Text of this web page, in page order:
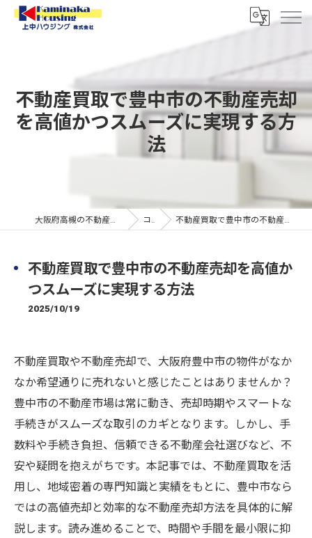
不動産買取で豊中市の不動産売却
を高値かつスムーズに実現する方
法
大阪府高槻の不動産なら上中ハウジング株式会社 コラム 不動産買取で豊中市の不動産売却を高値かつスムーズに実現する方法
不動産買取で豊中市の不動産売却を高値か
つスムーズに実現する方法
2025/10/19
不動産買取や不動産売却で、大阪府豊中市の物件がなか
なか希望通りに売れないと感じたことはありませんか？
豊中市の不動産市場は常に動き、売却時期やスマートな
手続きがスムーズな取引のカギとなります。しかし、手
数料や手続き負担、信頼できる不動産会社選びなど、不
安や疑問を抱えがちです。本記事では、不動産買取を活
用し、地域密着の専門知識と実績をもとに、豊中市なら
ではの高値売却と効率的な不動産売却方法を具体的に解
説します。読み進めることで、時間や手間を最小限に抑